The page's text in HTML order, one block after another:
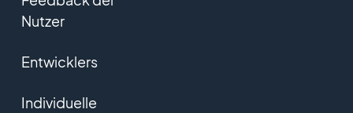
Nutzer
Entwicklers
Individuelle